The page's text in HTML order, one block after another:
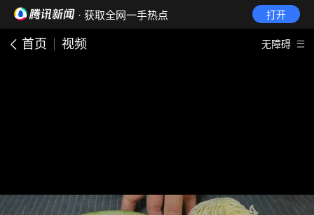
· 获取全网一手热点 打开
首页 视频 无障碍